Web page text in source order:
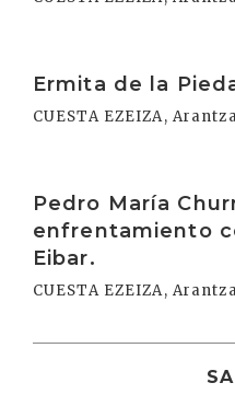
Ermita de la
CUESTA EZEIZA,
Pedro María
enfrentamiento
Eibar.
CUESTA EZEIZA,